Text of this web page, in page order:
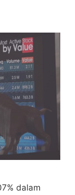
dalam